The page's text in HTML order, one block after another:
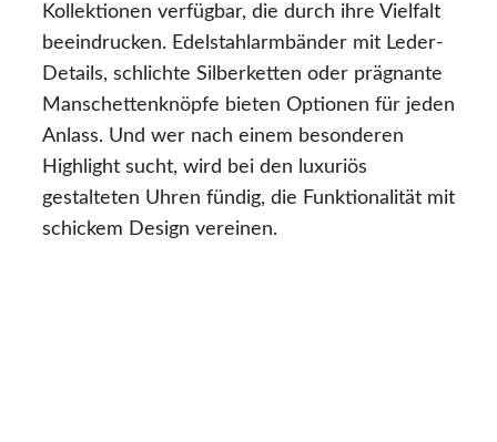
Kollektionen verfügbar, die durch ihre Vielfalt
beeindrucken. Edelstahlarmbänder mit Leder-
Details, schlichte Silberketten oder prägnante
Manschettenknöpfe bieten Optionen für jeden
Anlass. Und wer nach einem besonderen
Highlight sucht, wird bei den luxuriös
gestalteten Uhren fündig, die Funktionalität mit
schickem Design vereinen.